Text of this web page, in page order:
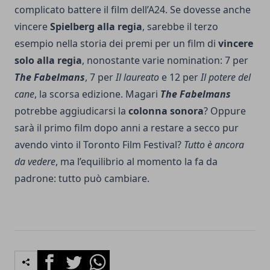
complicato battere il film dell’A24. Se dovesse anche
vincereSpielberg alla regia, sarebbe il terzo
esempio nella storia dei premi per un film di vincere
solo alla regia, nonostante varie nomination: 7 per
The Fabelmans, 7 perIl laureato e 12 perIl potere del
cane, la scorsa edizione. Magari The Fabelmans
potrebbe aggiudicarsi la colonna sonora? Oppure
sarà il primo film dopo anni a restare a secco pur
avendo vinto il Toronto Film Festival? Tutto è ancora
da vedere, ma l’equilibrio al momento la fa da
padrone: tutto può cambiare.
FacebookTwitterWhatsapp